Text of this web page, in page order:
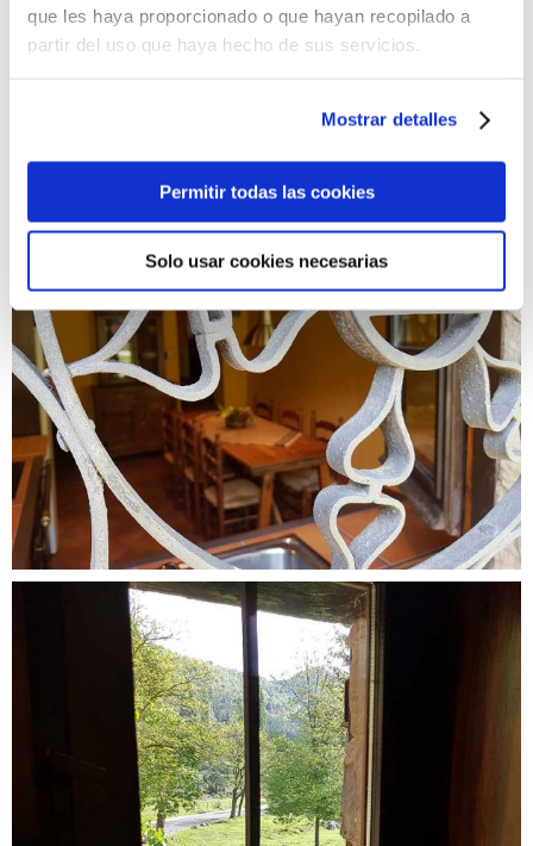
que les haya proporcionado o que hayan recopilado a
partir del uso que haya hecho de sus servicios.
Mostrar detalles
Permitir todas las cookies
Solo usar cookies necesarias